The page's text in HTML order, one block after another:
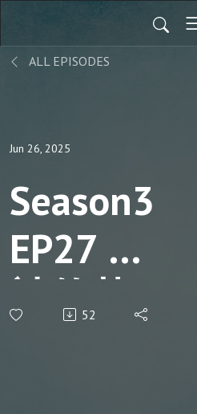
ALL EPISODES
Jun 26, 2025
Season3
EP27 為
神的基
52